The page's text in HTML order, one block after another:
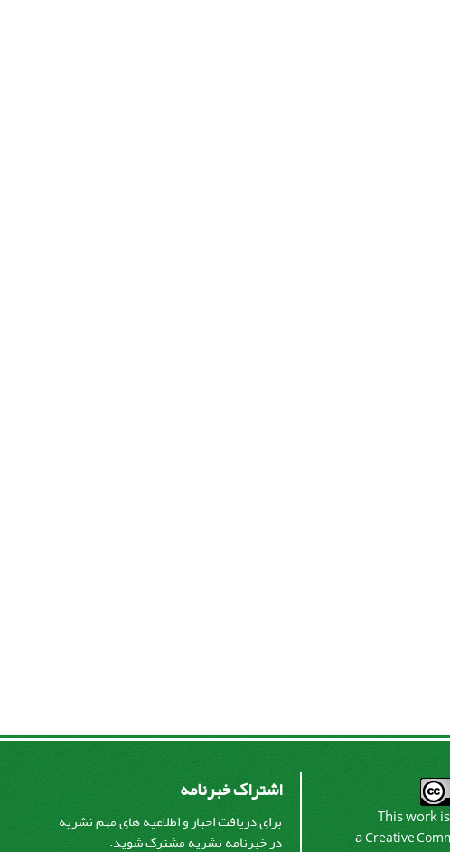
This work
aCreative
اشتراک خبرنامه
برای دریافت اخبار و اطلاعیه های مهم نشریه
در خبرنامه نشریه مشترک شوید.